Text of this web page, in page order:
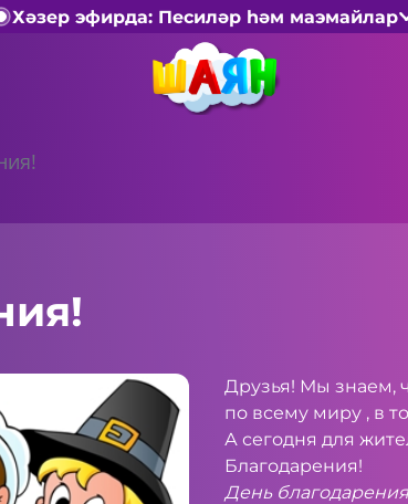
Хәзер эфирда: Песиләр һәм маэмайлар
Друзья! Мы знаем,
по всему миру , в
А сегодня для
Благодарения!
День